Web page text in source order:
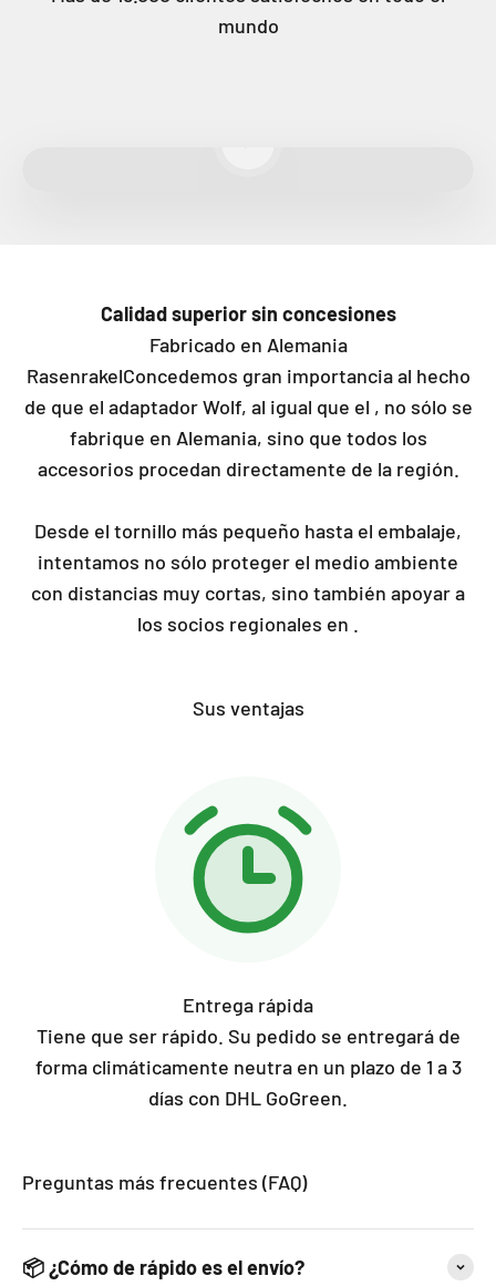
mundo
Calidad superior sin concesiones
Fabricado en Alemania
RasenrakelConcedemos gran importancia al hecho
de que el adaptador Wolf, al igual que el , no sólo se
fabrique en Alemania, sino que todos los
accesorios procedan directamente de la región.
Desde el tornillo más pequeño hasta el embalaje,
intentamos no sólo proteger el medio ambiente
con distancias muy cortas, sino también apoyar a
los socios regionales en .
Sus ventajas
Entrega rápida
Tiene que ser rápido. Su pedido se entregará de
forma climáticamente neutra en un plazo de 1 a 3
días con DHL GoGreen.
Preguntas más frecuentes (FAQ)
📦 ¿Cómo de rápido es el envío?